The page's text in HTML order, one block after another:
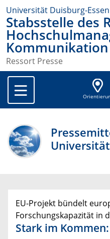
Universität Duisburg-Essen
Stabsstelle des
Kommunikation
Ressort Presse
EU-Projekt bündelt
Forschungskapazität in
Stark im